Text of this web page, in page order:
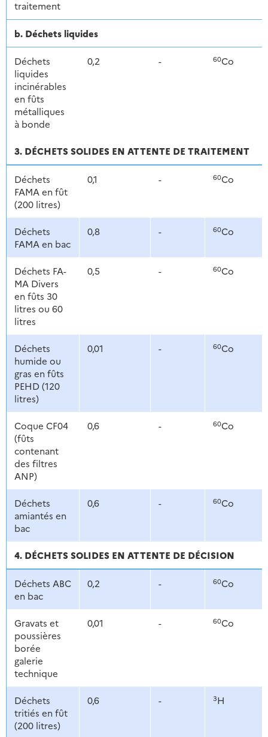
traitement
b. Déchets liquides
Déchets
liquides
incinérables
en fûts
métalliques
à bonde
0,2 - 60Co
3. DÉCHETS SOLIDES EN ATTENTE DE TRAITEMENT
Déchets
FAMA en fût
(200 litres)
0,1 - 60Co
Déchets
FAMA en bac
0,8 - 60Co
Déchets FA-
MA Divers
en fûts 30
litres ou 60
litres
0,5 - 60Co
Déchets
humide ou
gras en fûts
PEHD (120
litres)
0,01 - 60Co
Coque CF04
(fûts
contenant
des filtres
ANP)
0,6 - 60Co
Déchets
amiantés en
bac
0,6 - 60Co
4. DÉCHETS SOLIDES EN ATTENTE DE DÉCISION
Déchets ABC
en bac
0,2 - 60Co
Gravats et
poussières
borée
galerie
technique
0,01 - 60Co
Déchets
tritiés en fût
(200 litres)
0,6 - 3H